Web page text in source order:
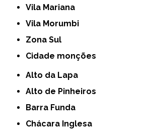
Vila Mariana
Vila Morumbi
Zona Sul
cidade monções
Alto da Lapa
Alto de Pinheiros
Barra Funda
Chácara Inglesa